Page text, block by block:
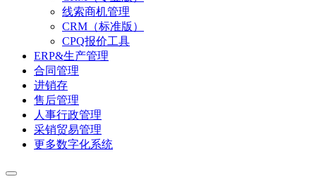
线索商机管理
CRM（标准版）
CPQ报价工具
ERP&生产管理
合同管理
进销存
售后管理
人事行政管理
采销贸易管理
更多数字化系统